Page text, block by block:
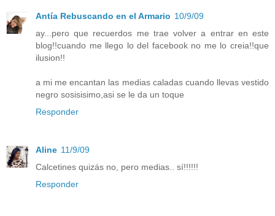
Antía Rebuscando en el Armario 10/9/09
ay...pero que recuerdos me trae volver a entrar en este
blog!!cuando me llego lo del facebook no me lo creia!!que
ilusion!!
a mi me encantan las medias caladas cuando llevas vestido
negro sosisisimo,asi se le da un toque
Responder
Aline 11/9/09
Calcetines quizás no, pero medias.. sí!!!!!!
Responder